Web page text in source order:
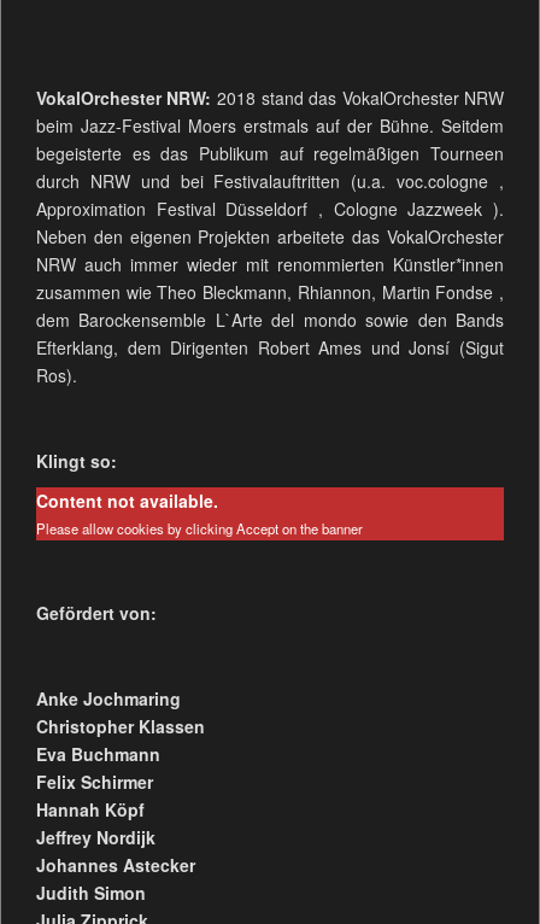
VokalOrchester NRW: 2018 stand das VokalOrchester NRW
beim Jazz-Festival Moers erstmals auf der Bühne. Seitdem
begeisterte es das Publikum auf regelmäßigen Tourneen
durch NRW und bei Festivalauftritten (u.a. voc.cologne ,
Approximation Festival Düsseldorf , Cologne Jazzweek ).
Neben den eigenen Projekten arbeitete das VokalOrchester
NRW auch immer wieder mit renommierten Künstler*innen
zusammen wie Theo Bleckmann, Rhiannon, Martin Fondse ,
dem Barockensemble L`Arte del mondo sowie den Bands
Efterklang, dem Dirigenten Robert Ames und Jonsí (Sigut
Ros).
Klingt so:
Content not available.
Please allow cookies by clicking Accept on the banner
Gefördert von:
Anke Jochmaring
Christopher Klassen
Eva Buchmann
Felix Schirmer
Hannah Köpf
Jeffrey Nordijk
Johannes Astecker
Judith Simon